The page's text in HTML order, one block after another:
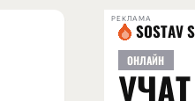
РЕКЛАМА